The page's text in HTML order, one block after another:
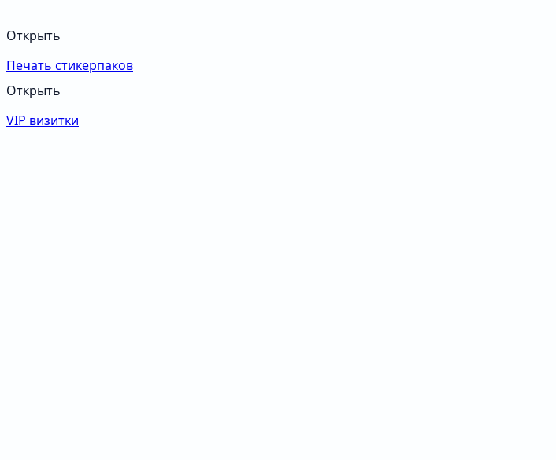
Открыть
Печать стикерпаков
Открыть
VIP визитки